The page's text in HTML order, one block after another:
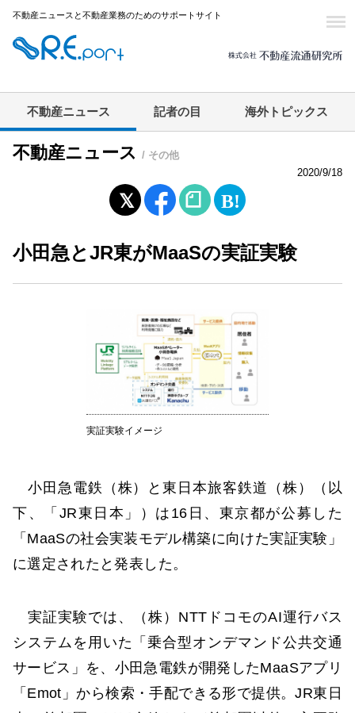
不動産ニュースと不動産業務のためのサポートサイト
不動産ニュース 記者の目 海外トピックス
不動産ニュース / その他
2020/9/18
小田急とJR東がMaaSの実証実験
実証実験イメージ
小田急電鉄（株）と東日本旅客鉄道（株）（以
下、「JR東日本」）は16日、東京都が公募した
「MaaSの社会実装モデル構築に向けた実証実験」
に選定されたと発表した。
実証実験では、（株）NTTドコモのAI運行バス
システムを用いた「乗合型オンデマンド公共交通
サービス」を、小田急電鉄が開発したMaaSアプリ
「Emot」から検索・手配できる形で提供。JR東日